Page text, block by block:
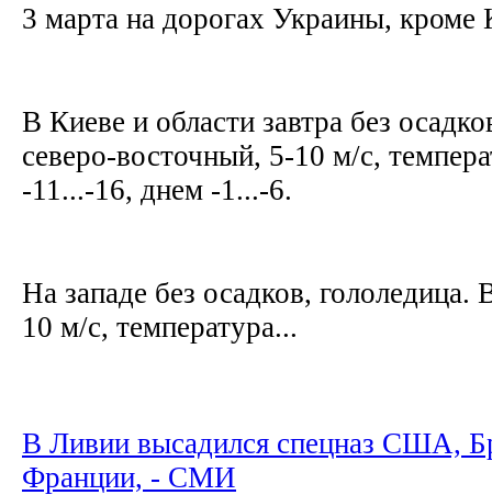
3 марта на дорогах Украины,
В Киеве и области завтра без
северо-восточный, 5-10 м/с,
-11...-16, днем -1...-6.
На западе без осадков, гололедица.
10 м/с, температура...
В Ливии высадился спецназ США,
Франции, - СМИ